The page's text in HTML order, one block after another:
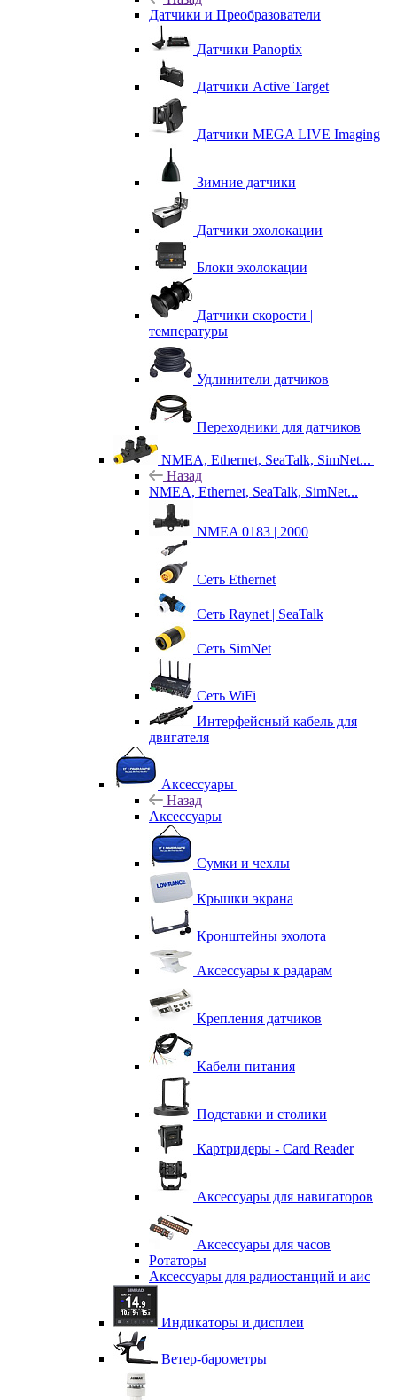
Датчики и Преобразователи
Датчики Panoptix
Датчики Active Target
Датчики MEGA LIVE Imaging
Зимние датчики
Датчики эхолокации
Блоки эхолокации
Датчики скорости |
температуры
Удлинители датчиков
Переходники для датчиков
NMEA, Ethernet, SeaTalk, SimNet...
Назад
NMEA, Ethernet, SeaTalk, SimNet...
NMEA 0183 | 2000
Сеть Ethernet
Сеть Raynet | SeaTalk
Сеть SimNet
Сеть WiFi
Интерфейсный кабель для
двигателя
Аксессуары
Назад
Аксессуары
Сумки и чехлы
Крышки экрана
Кронштейны эхолота
Аксессуары к радарам
Крепления датчиков
Кабели питания
Подставки и столики
Картридеры - Card Reader
Аксессуары для навигаторов
Аксессуары для часов
Ротаторы
Аксессуары для радиостанций и аис
Индикаторы и дисплеи
Ветер-барометры